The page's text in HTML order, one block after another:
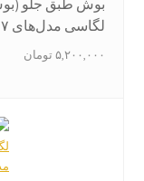
بوش طبق جلو
لگاسی مدل‌های ۲۰۰۷ تا ۲۰۰۹
۵,۲۰۰,۰۰۰ تومان